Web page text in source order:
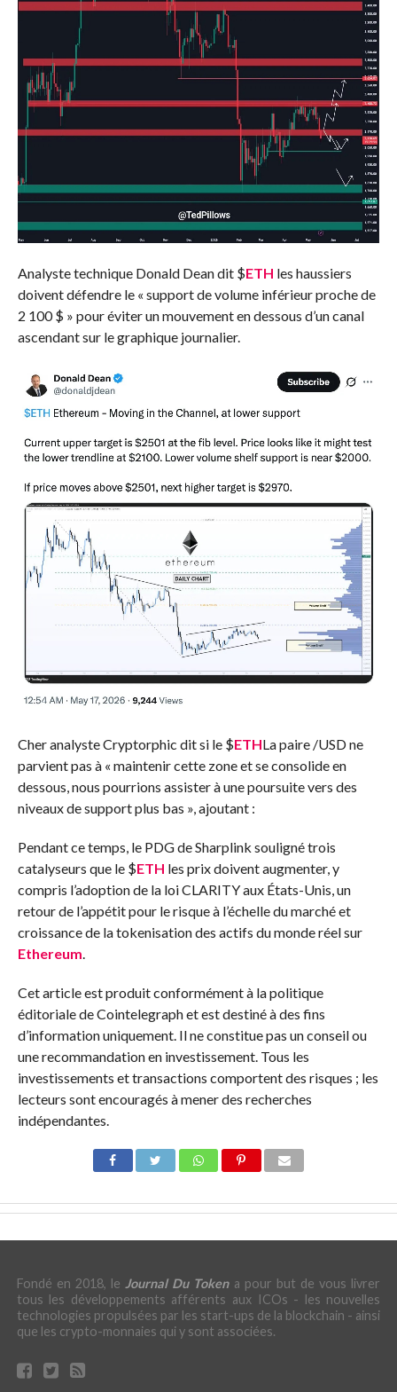
Analyste technique Donald Deandit $ETH les haussiers
doivent défendre le « support de volume inférieur proche de
2 100 $ » pour éviter un mouvement en dessous d’un canal
ascendant sur le graphique journalier.
Cher analyste Cryptorphic ditsi le $ETHLa paire /USD ne
parvient pas à « maintenir cette zone et se consolide en
dessous, nous pourrions assister à une poursuite vers des
niveaux de support plus bas », ajoutant :
Pendant ce temps, le PDG de Sharplink soulignétrois
catalyseurs que le $ETH les prix doivent augmenter, y
compris l’adoption de la loi CLARITY aux États-Unis, un
retour de l’appétit pour le risque à l’échelle du marché et
croissance de la tokenisation des actifs du monde réel sur
Ethereum
Cet article est produit conformément à la politique
éditoriale de Cointelegraph et est destiné à des fins
d’information uniquement. Il ne constitue pas un conseil ou
une recommandation en investissement. Tous les
investissements et transactions comportent des risques ; les
lecteurs sont encouragés à mener des recherches
indépendantes.
Fondé en 2018, le Journal Du Tokena pour but de vous livrer
tous les développements afférents aux ICOs - les nouvelles
technologies propulsées par les start-ups de la blockchain - ainsi
que les crypto-monnaies qui y sont associées.